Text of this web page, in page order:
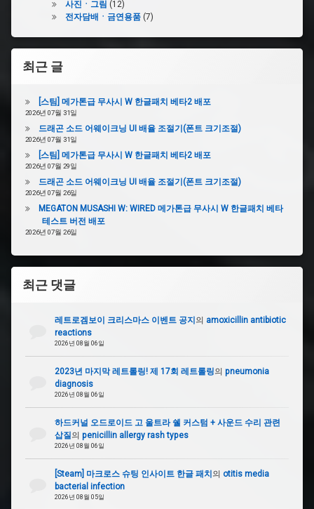
#GameCartridge
사진ㆍ그림 (12)
전자담배ㆍ금연용품(7)
최근 글
[스팀] 메가톤급 무사시 W 한글패치 베타2 배포
2026년 07월 31일
드래곤 소드 어웨이크닝 UI 배율 조절기(폰트 크기조절)
2026년 07월 31일
[스팀] 메가톤급 무사시 W 한글패치 베타2 배포
2026년 07월 29일
드래곤 소드 어웨이크닝 UI 배율 조절기(폰트 크기조절)
2026년 07월 26일
MEGATON MUSASHI W: WIRED 메가톤급 무사시 W 한글패치 베타
테스트 버전 배포
2026년 07월 26일
최근 댓글
레트로겜보이 크리스마스 이벤트 공지 의 amoxicillin antibiotic
reactions
2026년 08월 06일
2023년 마지막 레트롤링! 제 17회 레트롤링의 pneumonia
diagnosis
2026년 08월 06일
하드커널 오드로이드 고 울트라 쉘 커스텀 + 사운드 수리 관련
삽질의 penicillin allergy rash types
2026년 08월 06일
[Steam] 마크로스 슈팅 인사이트 한글 패치의 otitis media
bacterial infection
2026년 08월 05일